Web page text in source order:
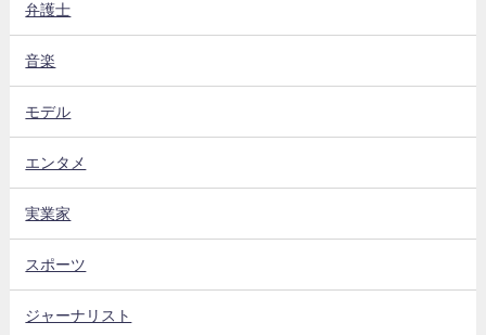
弁護士
音楽
モデル
エンタメ
実業家
スポーツ
ジャーナリスト